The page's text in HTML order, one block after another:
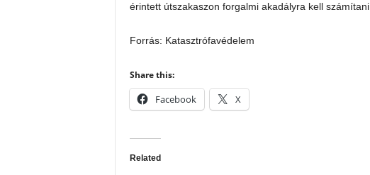
érintett útszakaszon forgalmi akadályra kell számítani.
Forrás: Katasztrófavédelem
Share this:
Facebook X
Related